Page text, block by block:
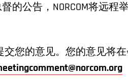
的公告，NORCOM将远程
您的意见。您的意见将